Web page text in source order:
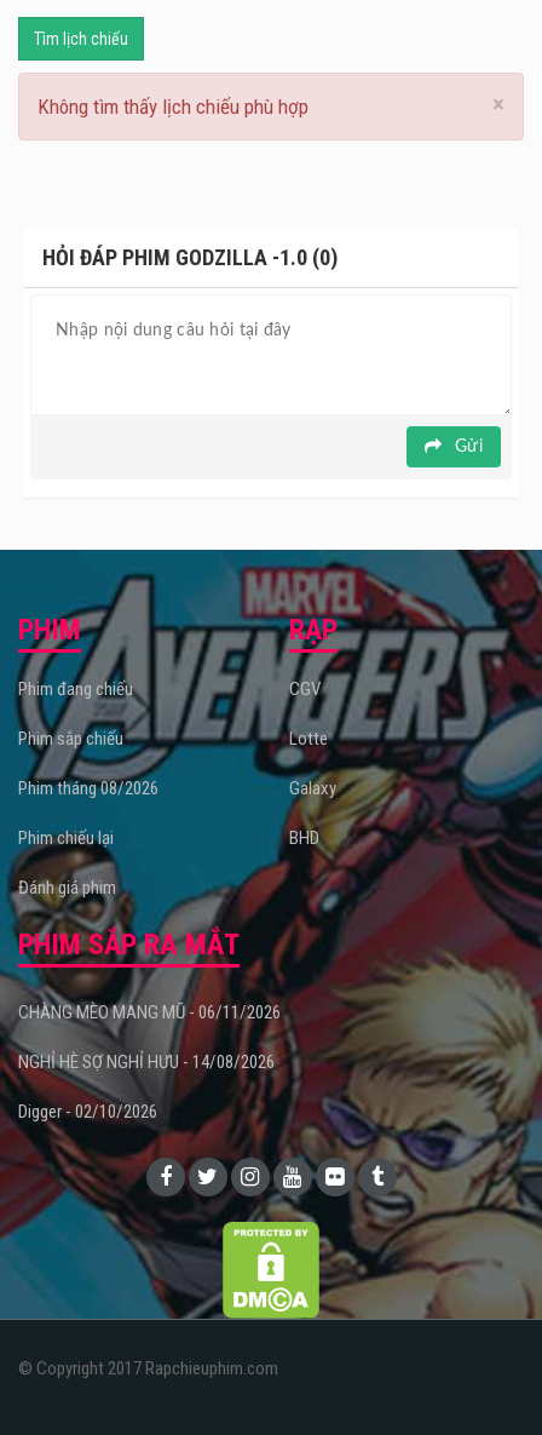
Tìm lịch chiếu
×
Không tìm thấy lịch chiếu phù hợp
HỎI ĐÁP PHIM GODZILLA -1.0 (0)
Gửi
PHIM
Phim đang chiếu
Phim sắp chiếu
Phim tháng 08/2026
Phim chiếu lại
Đánh giá phim
RẠP
CGV
Lotte
Galaxy
BHD
PHIM SẮP RA MẮT
CHÀNG MÈO MANG MŨ - 06/11/2026
NGHỈ HÈ SỢ NGHỈ HƯU - 14/08/2026
Digger - 02/10/2026
© Copyright 2017 Rapchieuphim.com